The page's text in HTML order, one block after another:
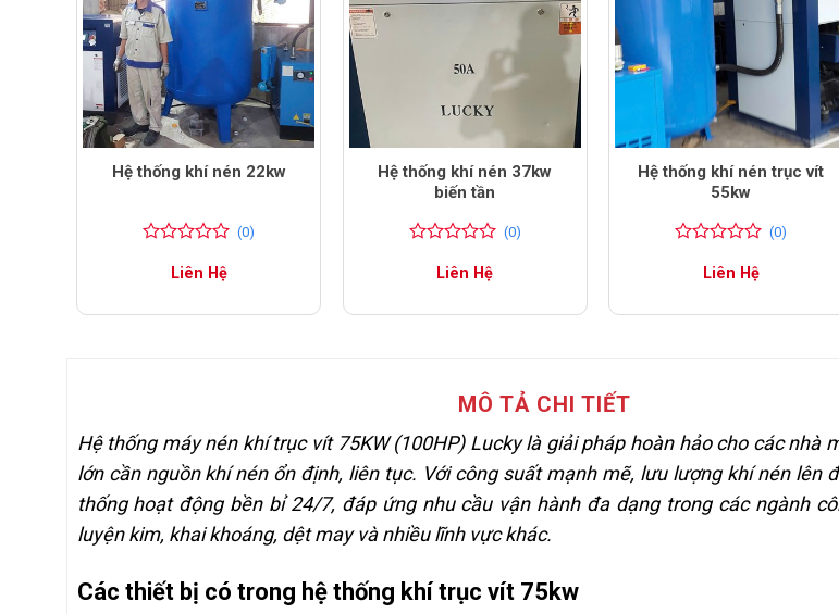
Hệ thống khí nén 22kw
(0)
Liên Hệ
Hệ thống khí nén 37kw
biến tần
(0)
Liên Hệ
Hệ thống khí nén trục vít
55kw
(0)
Liên Hệ
MÔ TẢ CHI TIẾT
Hệ thống máy nén khí trục vít 75KW (100HP) Lucky là giải pháp hoàn hảo cho các nhà
lớn cần nguồn khí nén ổn định, liên tục. Với công suất mạnh mẽ, lưu lượng khí nén lên
thống hoạt động bền bỉ 24/7, đáp ứng nhu cầu vận hành đa dạng trong các ngành
luyện kim, khai khoáng, dệt may và nhiều lĩnh vực khác.
Các thiết bị có trong hệ thống khí trục vít 75kw